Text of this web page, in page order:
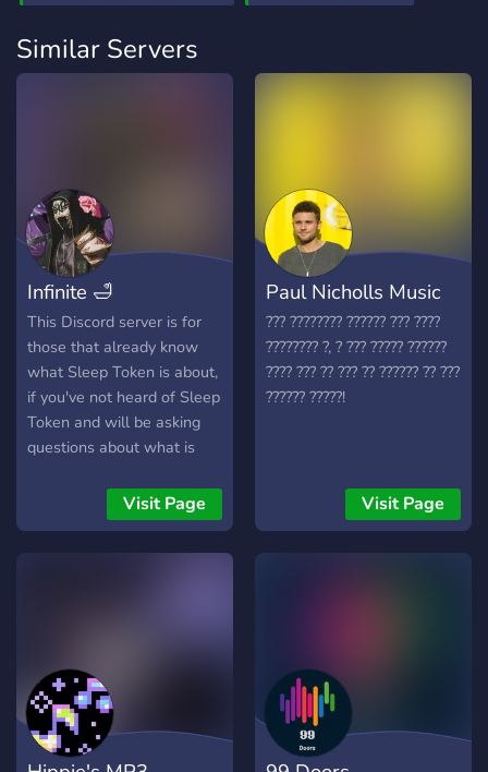
Similar Servers
Infinite 🛁
This Discord server is for
those that already know
what Sleep Token is about,
if you've not heard of Sleep
Token and will be asking
questions about what is
wouldn't join this Discord
server. If you also know
Sleep Token well and know
away from this Discord
server. If you also follow
the STT community
subreddit, are active in that
Visit Page
Paul Nicholls Music
??? ???????? ?????? ??? ????
???????? ?, ? ??? ????? ??????
???? ??? ?? ??? ?? ?????? ?? ???
?????? ?????!
Visit Page